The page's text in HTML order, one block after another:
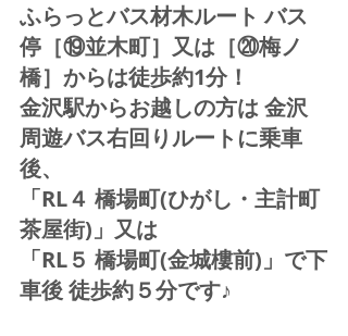
ふらっとバス材木ルート バス
停［⑲並木町］又は［⑳梅ノ
橋］からは徒歩約1分！
金沢駅からお越しの方は 金沢
周遊バス右回りルートに乗車
後、
「RL４ 橋場町(ひがし・主計町
茶屋街)」又は
「RL５ 橋場町(金城樓前)」で下
車後 徒歩約５分です♪